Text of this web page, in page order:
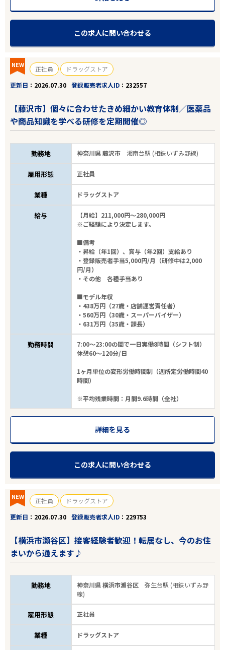
この求人に問い合わせる
NEW 正社員
ドラッグストア
更新日
2026.07.30 登録販売者求人ID 232557
【藤沢市】個々に合わせたきめ細かい教育体制／医薬品
や商品知識を学べる研修を定期開催◎
勤務地 神奈川県 藤沢市 湘南台駅 (相鉄いずみ野線)
雇用形態 正社員
業種 ドラッグストア
給与
【月給】211,000円～280,000円
※ご経験により決定します。
■備考
・昇給（年1回）、賞与（年2回）支給あり
・登録販売者手当5,000円/月（研修中は2,000
円/月）
・その他 各種手当あり
■モデル年収
・438万円（27歳・店舗運営責任者）
・560万円（30歳・スーパーバイザー）
・631万円（35歳・課長）
勤務時間
7:00～23:00の間で一日実働8時間（シフト制）
休憩60～120分/日
1ヶ月単位の変形労働時間制（週所定労働時間40
時間）
※平均残業時間：月間9.6時間（全社）
詳細を見る
この求人に問い合わせる
NEW 正社員
ドラッグストア
更新日
2026.07.30 登録販売者求人ID 229753
【横浜市瀬谷区】接客経験者歓迎！転居なし、今のお住
まいから通えます♪
勤務地 神奈川県 横浜市瀬谷区弥生台駅 (相鉄いずみ野
線)
雇用形態 正社員
業種 ドラッグストア